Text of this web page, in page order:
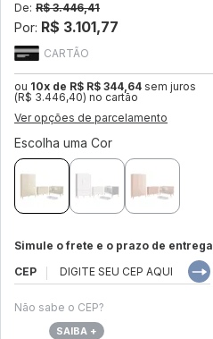
CARTÃO
ou 10x de R$ R$ 344,64 sem juros
(R$ 3.446,40) no cartão
Ver opções de parcelamento
De: R$ 3.446,41
Por: R$ 3.101,77
Escolha uma Cor
Simule o frete e o prazo de entrega
CEP
Não sabe o CEP?
SAIBA +